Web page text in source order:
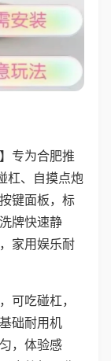
专为合肥推
杠、自摸点炮
键面板，标
牌快速静
家用娱乐耐
可吃碰杠，
础耐用机
，体验感